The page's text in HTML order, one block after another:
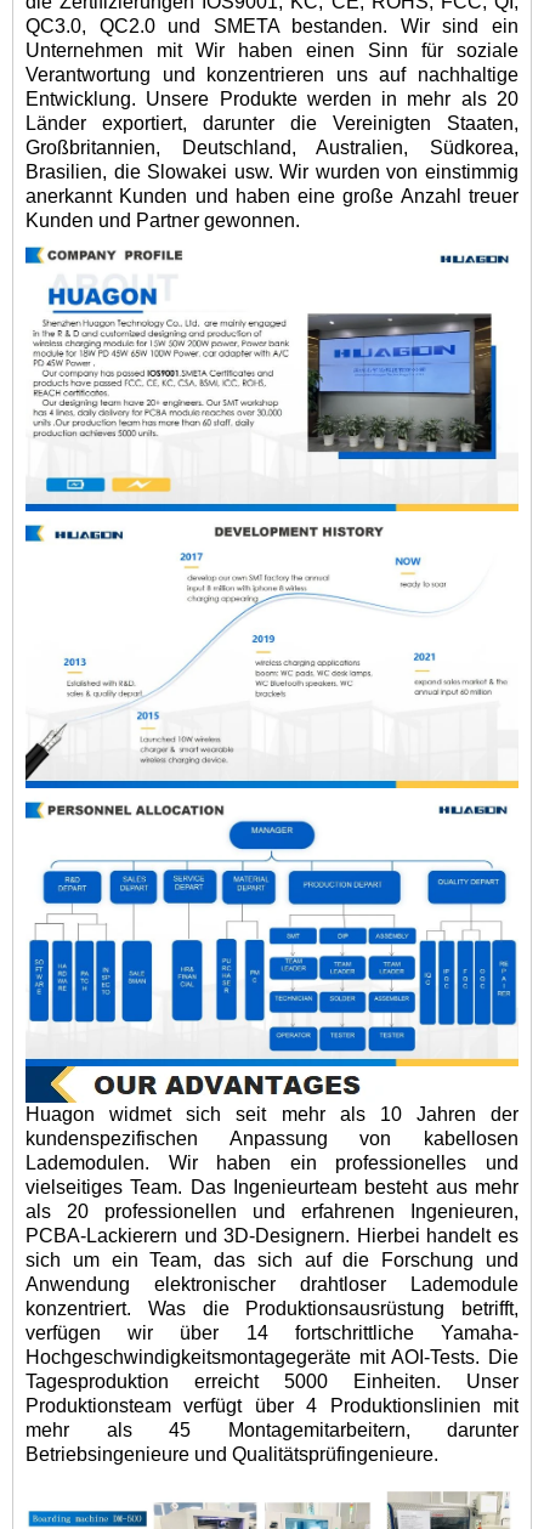
QC3.0, QC2.0 und SMETA bestanden. Wir sind ein
Unternehmen mit Wir haben einen Sinn für soziale
Verantwortung und konzentrieren uns auf nachhaltige
Entwicklung. Unsere Produkte werden in mehr als 20
Länder exportiert, darunter die Vereinigten Staaten,
Großbritannien, Deutschland, Australien, Südkorea,
Brasilien, die Slowakei usw. Wir wurden von einstimmig
anerkannt Kunden und haben eine große Anzahl treuer
Kunden und Partner gewonnen.
Huagon widmet sich seit mehr als 10 Jahren der
kundenspezifischen Anpassung von kabellosen
Lademodulen. Wir haben ein professionelles und
vielseitiges Team. Das Ingenieurteam besteht aus mehr
als 20 professionellen und erfahrenen Ingenieuren,
PCBA-Lackierern und 3D-Designern. Hierbei handelt es
sich um ein Team, das sich auf die Forschung und
Anwendung elektronischer drahtloser Lademodule
konzentriert. Was die Produktionsausrüstung betrifft,
verfügen wir über 14 fortschrittliche Yamaha-
Hochgeschwindigkeitsmontagegeräte mit AOI-Tests. Die
Tagesproduktion erreicht 5000 Einheiten. Unser
Produktionsteam verfügt über 4 Produktionslinien mit
mehr als 45 Montagemitarbeitern, darunter
Betriebsingenieure und Qualitätsprüfingenieure.